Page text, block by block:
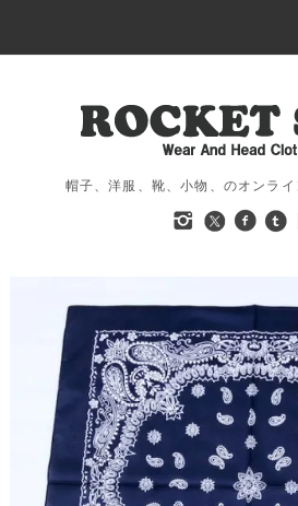
帽子、洋服、靴、小物、のオンラ